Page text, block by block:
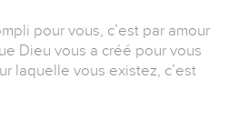
pour vous, c’est par amour
Dieu vous a créé pour vous
laquelle vous existez, c’est